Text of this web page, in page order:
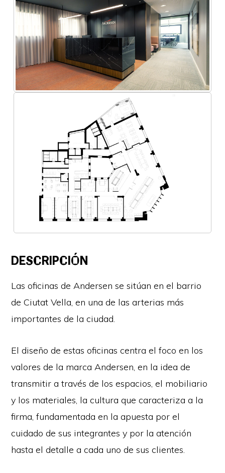
DESCRIPCIÓN
Las oficinas de Andersen se sitúan en el barrio
de Ciutat Vella, en una de las arterias más
importantes de la ciudad.
El diseño de estas oficinas centra el foco en los
valores de la marca Andersen, en la idea de
transmitir a través de los espacios, el mobiliario
y los materiales, la cultura que caracteriza a la
firma, fundamentada en la apuesta por el
cuidado de sus integrantes y por la atención
hasta el detalle a cada uno de sus clientes.